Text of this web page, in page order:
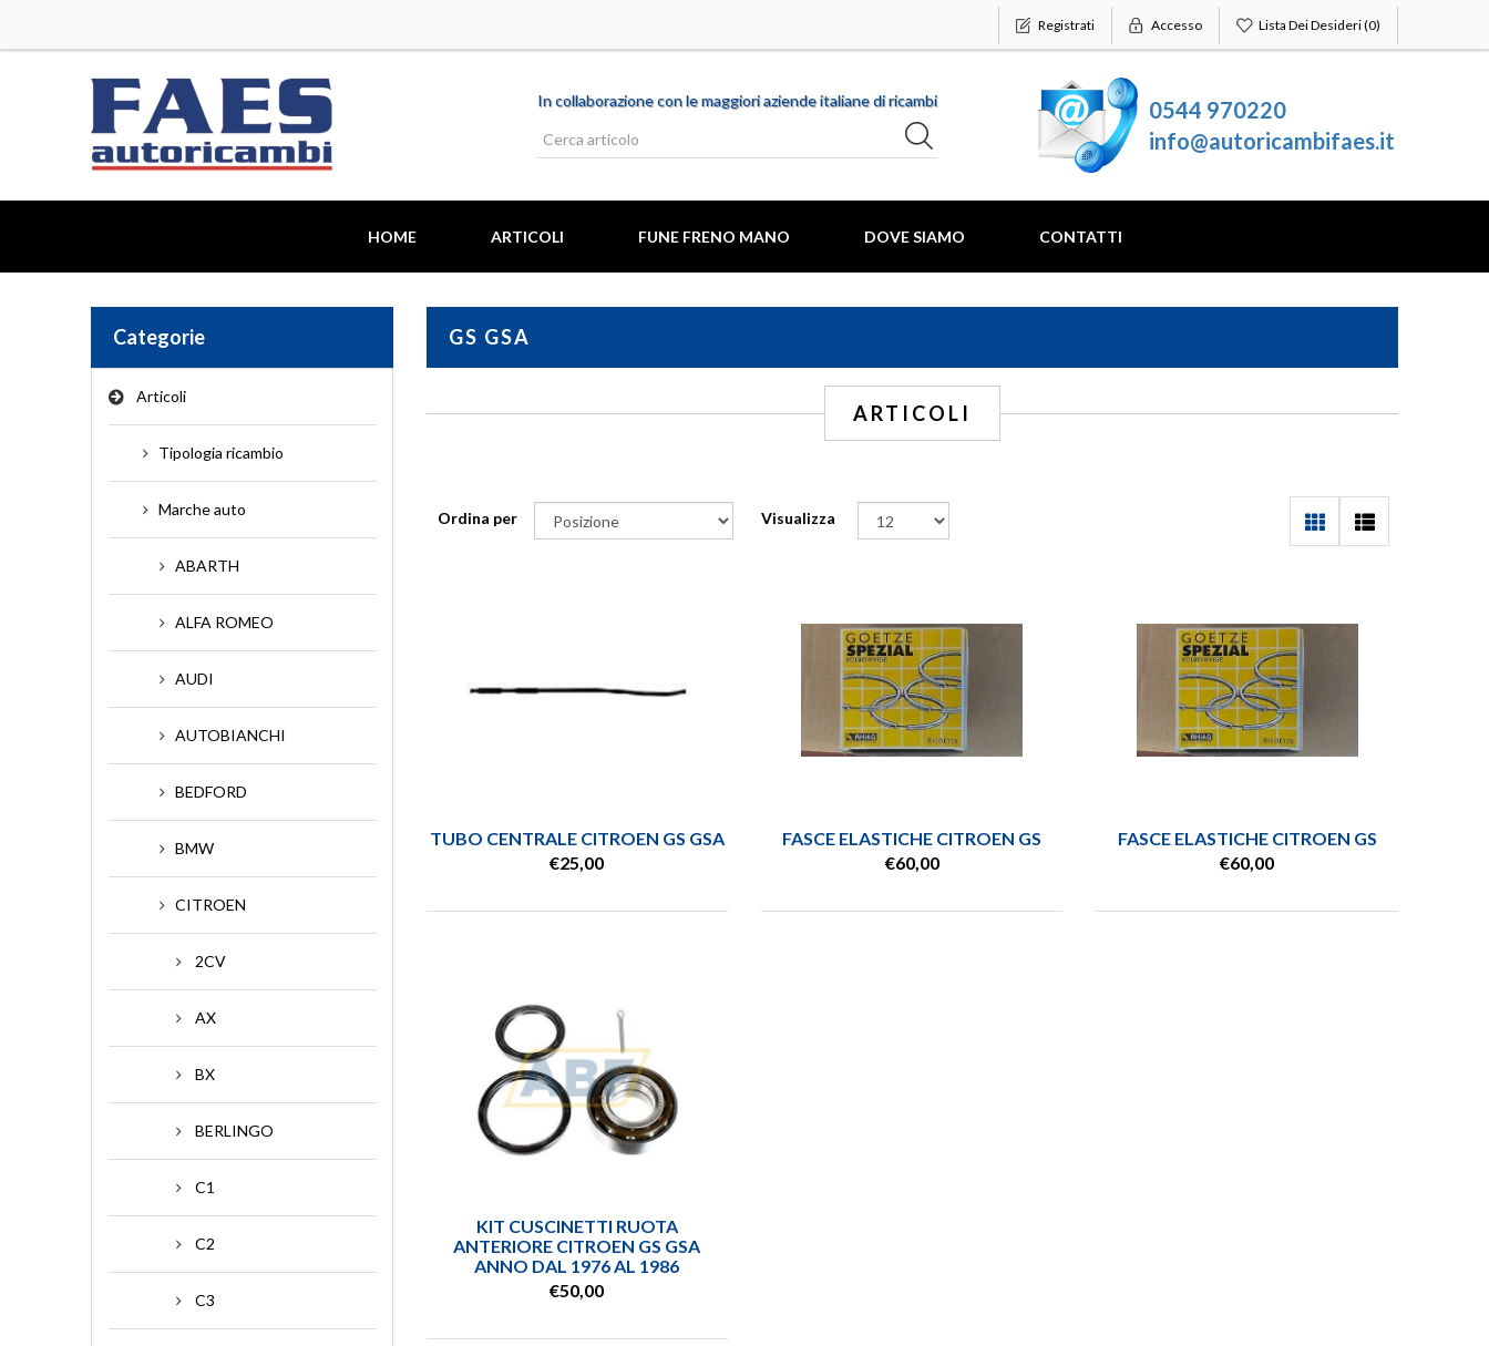
Registrati Accesso Lista Dei Desideri(0)
In collaborazione con le maggiori aziende italiane di ricambi
0544 970220
info@autoricambifaes.it
HOME ARTICOLI
ALTERNATORE
• ALZACRISTALLI
AMMORTIZZATORI
• BRONZINE
CAVO ACCELERATORE
CAVO ARIA AL CARBURATORE
•
COVER FILTRO NAFTA
CROCIERA
MARCHE AUTO
AUDI
BMW
DAF
- Guarda tutte -
FUNE FRENO MANO DOVE SIAMO CONTATTI
Categorie
Articoli
Tipologia ricambio
Marche auto
ABARTH
ALFA ROMEO
AUDI
AUTOBIANCHI
BEDFORD
BMW
CITROEN
2CV
AX
BX
BERLINGO
C1
C2
C3
GS GSA
ARTICOLI
Ordina per Visualizza
TUBO CENTRALE CITROEN GS GSA
€25,00
FASCE ELASTICHE CITROEN GS
€60,00
FASCE ELASTICHE CITROEN GS
€60,00
KIT CUSCINETTI RUOTA
ANTERIORE CITROEN GS GSA
ANNO DAL 1976 AL 1986
€50,00